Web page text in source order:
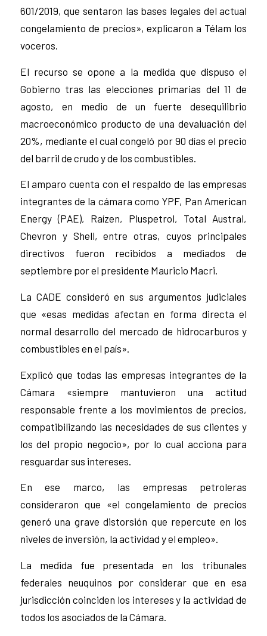
601/2019, que sentaron las bases legales del actual
congelamiento de precios», explicaron a Télam los
voceros.
El recurso se opone a la medida que dispuso el
Gobierno tras las elecciones primarias del 11 de
agosto, en medio de un fuerte desequilibrio
macroeconómico producto de una devaluación del
20%, mediante el cual congeló por 90 días el precio
del barril de crudo y de los combustibles.
El amparo cuenta con el respaldo de las empresas
integrantes de la cámara como YPF, Pan American
Energy (PAE), Raízen, Pluspetrol, Total Austral,
Chevron y Shell, entre otras, cuyos principales
directivos fueron recibidos a mediados de
septiembre por el presidente Mauricio Macri.
La CADE consideró en sus argumentos judiciales
que «esas medidas afectan en forma directa el
normal desarrollo del mercado de hidrocarburos y
combustibles en el país».
Explicó que todas las empresas integrantes de la
Cámara «siempre mantuvieron una actitud
responsable frente a los movimientos de precios,
compatibilizando las necesidades de sus clientes y
los del propio negocio», por lo cual acciona para
resguardar sus intereses.
En ese marco, las empresas petroleras
consideraron que «el congelamiento de precios
generó una grave distorsión que repercute en los
niveles de inversión, la actividad y el empleo».
La medida fue presentada en los tribunales
federales neuquinos por considerar que en esa
jurisdicción coinciden los intereses y la actividad de
todos los asociados de la Cámara.